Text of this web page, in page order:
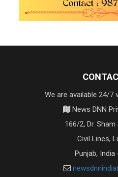
We are available 24/7
News DNN
166/2, Dr. Sham
Civil Lines,
Punjab, India